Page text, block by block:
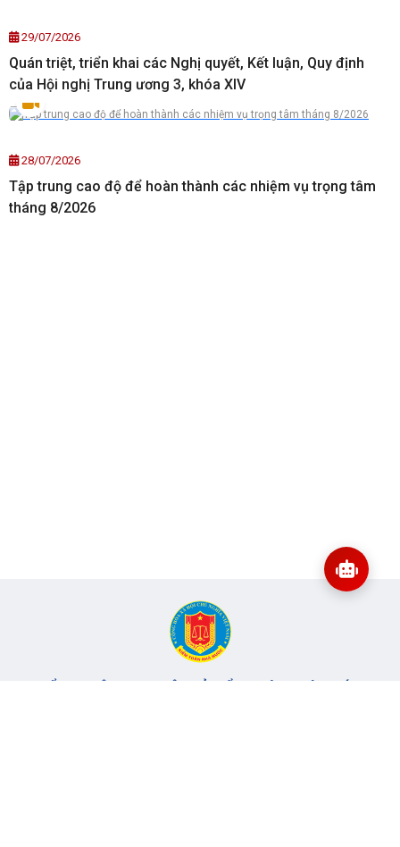
29/07/2026
Quán triệt, triển khai các Nghị quyết, Kết luận, Quy định
của Hội nghị Trung ương 3, khóa XIV
28/07/2026
Tập trung cao độ để hoàn thành các nhiệm vụ trọng tâm
tháng 8/2026